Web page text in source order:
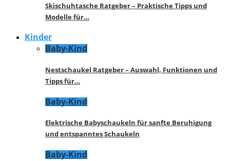
Skischuhtasche Ratgeber – Praktische Tipps und
Modelle für…
Kinder
Baby-Kind
Nestschaukel Ratgeber – Auswahl, Funktionen und
Tipps für…
Baby-Kind
Elektrische Babyschaukeln für sanfte Beruhigung
und entspanntes Schaukeln
Baby-Kind